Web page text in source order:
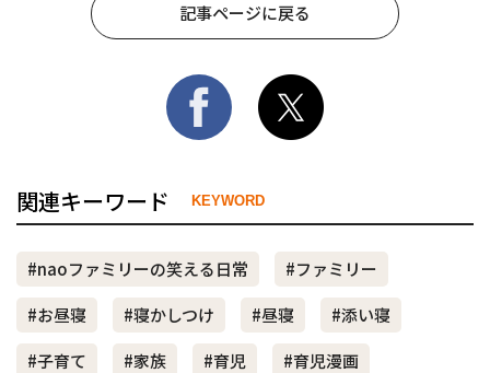
記事ページに戻る
関連キーワード KEYWORD
#naoファミリーの笑える日常
#ファミリー
#お昼寝
#寝かしつけ #昼寝
#添い寝
#子育て
#家族 #育児
#育児漫画